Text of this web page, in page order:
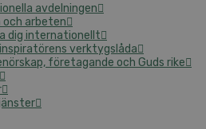
avdelningen
och arbeten
dig internationellt
verktygslåda
företagande och Guds rike